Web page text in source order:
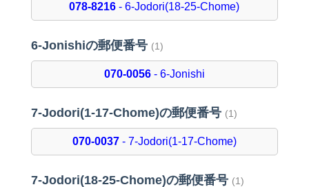
078-8216 - 6-Jodori(18-25-Chome)
6-Jonishiの郵便番号 (1)
070-0056- 6-Jonishi
7-Jodori(1-17-Chome)の郵便番号 (1)
070-0037- 7-Jodori(1-17-Chome)
7-Jodori(18-25-Chome)の郵便番号 (1)